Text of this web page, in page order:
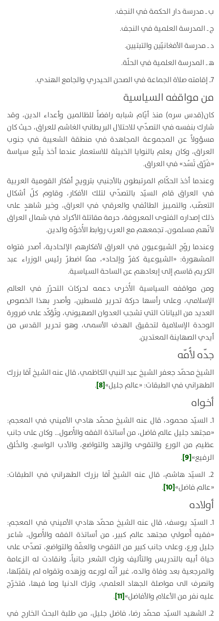
ب ـ مدرسة دار الحكمة في النجف.
ج ـ المدرسة العلمية في النجف.
د ـ مدرسة الأفغانيّين والتبتيين.
ﻫ ـ المدرسة العلمية في الحلّة.
7ـ إقامته صلاة الجماعة في الصحن الحيدري والجامع الهندي.
من مواقفه السياسية
كان(قدس سره) منذ أيّام شبابه رافضاً للظالمين وأعداء الدين، وقد
شارك بنفسه في التصدّي للاحتلال البريطاني الغاشم للعراق، حيث كان
مسؤولاً عن المجموعة المجاهدة في منطقة الشعيبة في جنوب
العراق، وكان يعلم بالنوايا الخبيثة للاستعمار عندما أخذ يتّبع سياسة
«فَرّق تَسُد» في العراق.
وعندما أخذ الحكّام المرتبطون بالأجنبي بترويج أفكار القومية العربية
في العراق قام السيّد بالتصدّي لتلك الأفكار، وقاوم كلّ أشكال
التعصّب، والتمييز الطائفي والعرقي في العراق، وخير شاهدٍ على
ذلك إصداره الفتوى المعروفة، حرمة مقاتلة الأكراد في شمال العراق
لأنّهم مسلمون، تجمعهم مع العرب روابط الأُخوّة والدين.
وعندما روّج الشيوعيون في العراق لأفكارهم الإلحادية، أصدر فتواه
المشهورة: «الشيوعية كفرٌ وإلحاد»، ممّا اضطرّ رئيس الوزراء عبد
الكريم قاسم إلى إبعادهم عن الساحة السياسية.
ومن مواقفه السياسية الأُخرى دعمه لحركات التحرّر في العالم
الإسلامي، وعلى رأسها حركة تحرير فلسطين، وأصدر بهذا الخصوص
العديد من البيانات التي تشجب العدوان الصهيوني، وتُؤكّد على ضرورة
الوحدة الإسلامية لتحقيق الهدف الأسمى، وهو تحرير القدس من
أيدي الصهاينة المعتدين.
جدّه لأُمّه
الشيخ محمّد جعفر الشيخ عبد النبي الكاظمي، قال عنه الشيخ آقا بزرك
الطهراني في الطبقات: «عالم جليل»[8]
.
أخواه
1ـ السيّد محمود، قال عنه الشيخ محمّد هادي الأميني في المعجم:
«مجتهد جليل عالم فاضل، من أساتذة الفقه والأُصول… وكان على جانب
عظيم من الورع والتقوى والزهد والتواضع، والأدب الواسع، والخُلق
الرفيع»[9]
.
2ـ السيّد هاشم، قال عنه الشيخ آقا بزرك الطهراني في الطبقات:
«عالم فاضل»[10]
.
أولاده
1ـ السيّد يوسف، قال عنه الشيخ محمّد هادي الأميني في المعجم:
«فقيه أُصولي مجتهد عالم كبير، من أساتذة الفقه والأُصول، شاعر
جليل ورع، وعلى جانب كبير من التقوى والعفّة والتواضع، تصدّى على
حياة أبيه بالتدريس والتأليف وترك الشعر جانباً، وانقادت له الزعامة
والمرجعية بعد وفاة والده، غير أنّه لورعه وزهده وتقواه لم يتقبّلها،
وانصرف الى مواصلة الجهاد العلمي، وترك الدنيا وما فيها، فتخرّج
عليه نفر من الأعلام والأفاضل»[11]
.
2ـ الشهيد السيّد محمّد رضا، فاضل جليل، من طلبة البحث الخارج في